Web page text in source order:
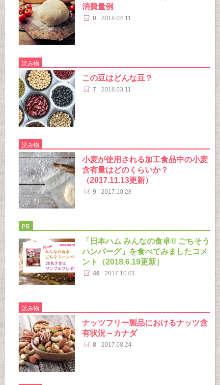
消費量例
0 2018.04.11
読み物
この豆はどんな豆？
7 2018.03.11
読み物
小麦が使用される加工食品中の小麦
含有量はどのくらいか？
（2017.11.13更新）
9 2017.10.28
PR
「日本ハム みんなの食卓® ごちそう
ハンバーグ」を食べてみましたコメ
ント（2018.6.19更新）
46 2017.10.01
読み物
ナッツフリー製品におけるナッツ含
有状況～カナダ
8 2017.08.24